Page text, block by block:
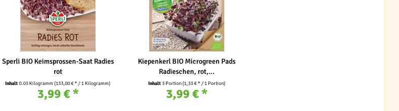
Sperli BIO Keimsprossen-Saat Radies
rot
Inhalt0.03 Kilogramm(133,00 € * / 1 Kilogramm)
3,99 € *
Kiepenkerl BIO Microgreen Pads
Radieschen, rot,...
Inhalt3 Portion(1,33 € * / 1 Portion)
3,99 € *